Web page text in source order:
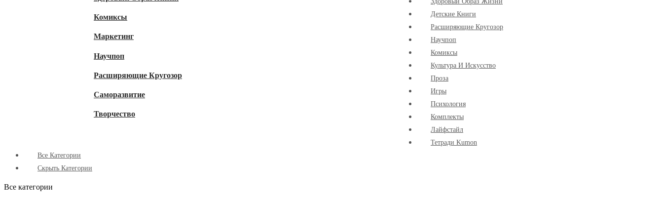
Комиксы
Маркетинг
Научпоп
Расширяющие Кругозор
Cаморазвитие
Творчество
Детские Книги
Расширяющие Кругозор
Научпоп
Комиксы
Культура И Искусство
Проза
Игры
Психология
Комплекты
Лайфстайл
Тетради Kumon
Все Категории
Скрыть Категории
Все категории